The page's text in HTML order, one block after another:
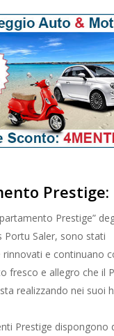
Prestige:
Prestige”
Portu Saler, sono stati
e continuano
fresco e allegro che il
realizzando nei suoi
Prestige dispongono